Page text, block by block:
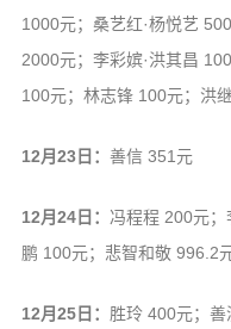
1000元；桑艺红·杨悦艺
2000元；李彩嫔·洪其昌
100元；林志锋 100元；洪
12月23日： 善信 351元
12月24日： 冯程程 200元
鹏 100元；悲智和敬 996.2
12月25日： 胜玲 400元；